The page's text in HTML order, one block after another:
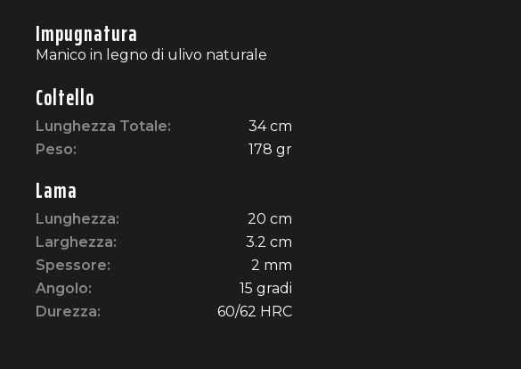
Impugnatura
Manico in legno di ulivo naturale
Coltello
Lunghezza Totale:
34 cm
Peso:
178 gr
Lama
Lunghezza:
20 cm
Larghezza:
3.2 cm
Spessore:
2 mm
Angolo:
15 gradi
Durezza:
60/62 HRC